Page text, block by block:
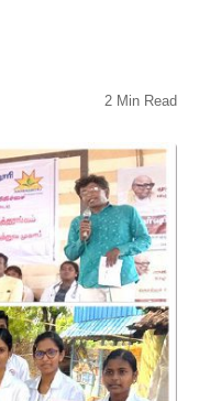
2 Min Read